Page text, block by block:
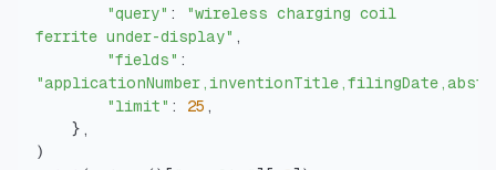
"query" :
"wireless charging coil
ferrite under-display" ,
"fields" :
"limit" : 25 ,
} ,
)